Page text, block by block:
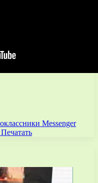
Messenger
Печатать